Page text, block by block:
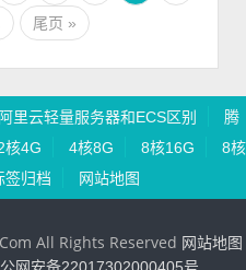
尾页 »
阿里云轻量服务器和ECS区别
腾
核4G 4核8G 8核16G
8核
签归档 网站地图
All Rights Reserved 网站地图